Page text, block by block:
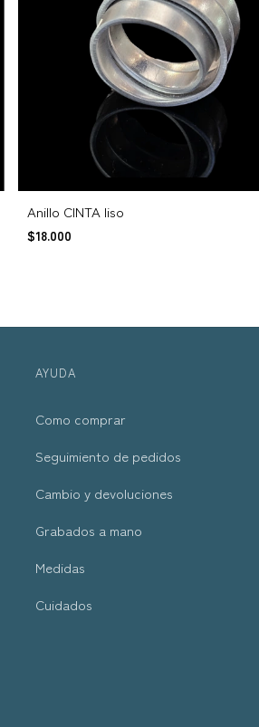
Anillo CINTA liso
$18.000
AYUDA
Como comprar
Seguimiento de pedidos
Cambio y devoluciones
Grabados a mano
Medidas
Cuidados